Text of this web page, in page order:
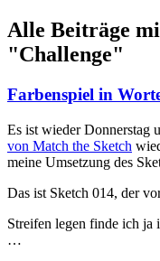
Alle Beiträge
"Challenge"
Farbenspiel in
Es ist wieder Donnerstag
von Match the Sketch
meine Umsetzung des
Das ist Sketch 014, der
Streifen legen finde ich
…